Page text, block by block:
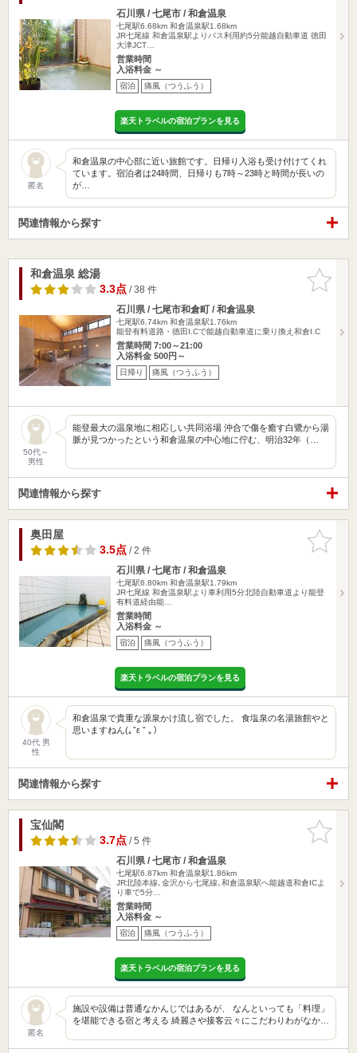
石川県 / 七尾市 / 和倉温泉
七尾駅6.68km 和倉温泉駅1.68km
JR七尾線 和倉温泉駅よりバス利用約5分能越自動車道 徳田
大津JCT…
営業時間
入浴料金 ～
宿泊 痛風（つうふう）
楽天トラベルの宿泊プランを見る
匿名
和倉温泉の中心部に近い旅館です。日帰り入浴も受け付けてくれ
ています。宿泊者は24時間、日帰りも7時～23時と時間が長いの
が…
関連情報から探す
お気に入
りに追加
和倉温泉 総湯
3.3点/ 38 件
石川県 / 七尾市和倉町 / 和倉温泉
七尾駅6.74km 和倉温泉駅1.76km
能登有料道路・徳田I.Cで能越自動車道に乗り換え和倉I.C
営業時間 7:00～21:00
入浴料金 500円～
日帰り 痛風（つうふう）
50代～
男性
能登最大の温泉地に相応しい共同浴場 沖合で傷を癒す白鷺から湯
脈が見つかったという和倉温泉の中心地に佇む、明治32年（…
関連情報から探す
お気に入
りに追加
奥田屋
3.5点/ 2 件
石川県 / 七尾市 / 和倉温泉
七尾駅6.80km 和倉温泉駅1.79km
JR七尾線 和倉温泉駅より車利用5分北陸自動車道より能登
有料道経由能…
営業時間
入浴料金 ～
宿泊 痛風（つうふう）
楽天トラベルの宿泊プランを見る
40代 男
性
和倉温泉で貴重な源泉かけ流し宿でした。 食塩泉の名湯旅館やと
思いますねん(｡ˇε ˇ ｡）
関連情報から探す
お気に入
りに追加
宝仙閣
3.7点/ 5 件
石川県 / 七尾市 / 和倉温泉
七尾駅6.87km 和倉温泉駅1.86km
JR北陸本線､金沢から七尾線､和倉温泉駅へ能越道和倉ICよ
り車で5分…
営業時間
入浴料金 ～
宿泊 痛風（つうふう）
楽天トラベルの宿泊プランを見る
匿名
施設や設備は普通なかんじではあるが、 なんといっても「料理」
を堪能できる宿と考える 綺麗さや接客云々にこだわりわがなか…